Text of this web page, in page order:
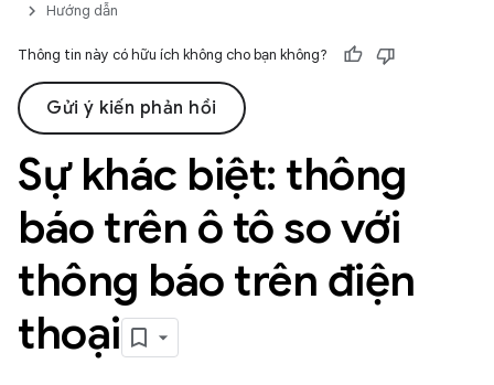
Hướng dẫn
Thông tin này có hữu ích không cho bạn không?
Gửi ý kiến phản hồi
Sự khác biệt: thông
báo trên ô tô so với
thông báo trên điện
thoại